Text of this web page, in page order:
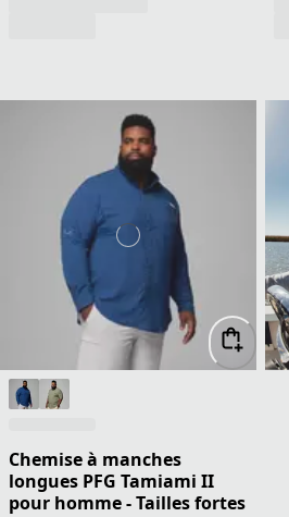
Chemise à manches
longues PFG Tamiami II
pour homme - Tailles fortes